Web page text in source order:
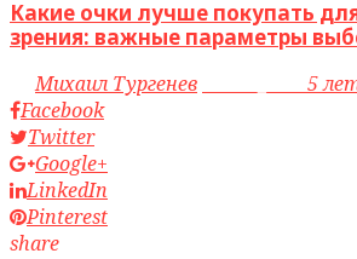
Какие очки лучше покупать
зрения: важные параметры
byМихаил Тургенев
5
Facebook
Twitter
Google+
LinkedIn
Pinterest
share